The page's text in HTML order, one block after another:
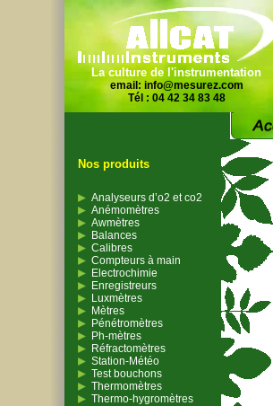
La culture de l'instrumentation
email: info@mesurez.com
Tél : 04 42 34 83 48
Nos produits
Analyseurs d’o2 et co2
Anémomètres
Awmètres
Balances
Calibres
Compteurs à main
Electrochimie
Enregistreurs
Luxmètres
Mètres
Pénétromètres
Ph-mètres
Réfractomètres
Station-Météo
Test bouchons
Thermomètres
Thermo-hygromètres